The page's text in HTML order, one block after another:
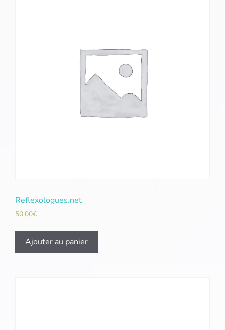
Reflexologues.net
50,00€
Ajouter au panier